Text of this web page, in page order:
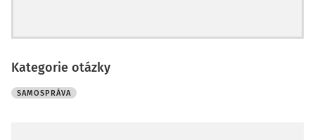
Kategorie otázky
SAMOSPRÁVA